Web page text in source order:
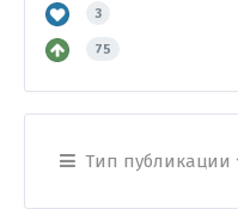
3
75
Тип публикации